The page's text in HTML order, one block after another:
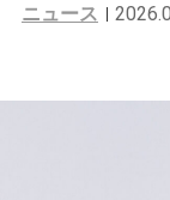
ニュース